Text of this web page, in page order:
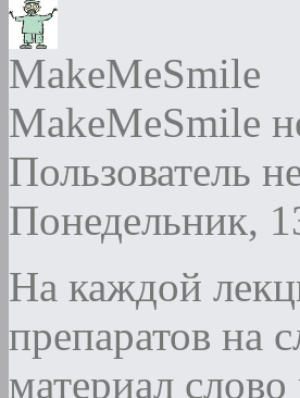
MakeMeSmile
MakeMeSmile
Пользователь
Понедельник,
На каждой
препаратов на
материал